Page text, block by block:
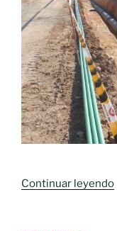
Continuar leyendo